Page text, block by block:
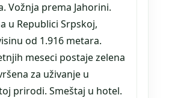
Vožnja prema Jahorini.
u Republici Srpskoj,
od 1.916 metara.
meseci postaje zelena
za uživanje u
prirodi. Smeštaj u hotel.